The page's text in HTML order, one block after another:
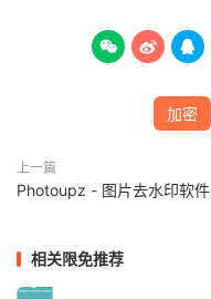
  
加密
上一篇
Photoupz - 图片去水印软件
相关限免推荐